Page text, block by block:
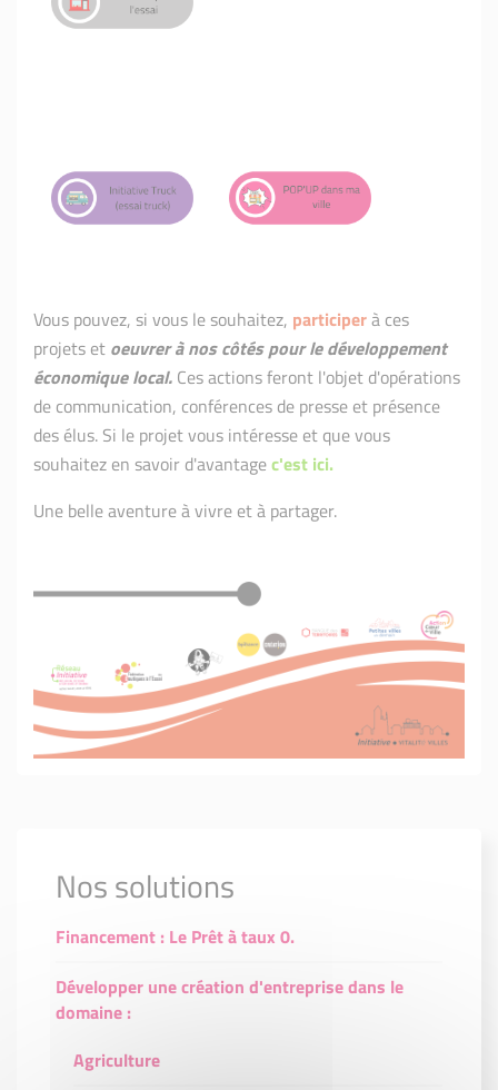
Vous pouvez, si vous le souhaitez, participerà ces
projets et oeuvrer à nos côtés pour le développement
économique local. Ces actions feront l'objet d'opérations
de communication, conférences de presse et présence
des élus. Si le projet vous intéresse et que vous
souhaitez en savoir d'avantagec'est ici.
Une belle aventure à vivre et à partager.
Nos solutions
Financement : Le Prêt à taux 0.
Développer une création d'entreprise dans le
domaine :
Agriculture